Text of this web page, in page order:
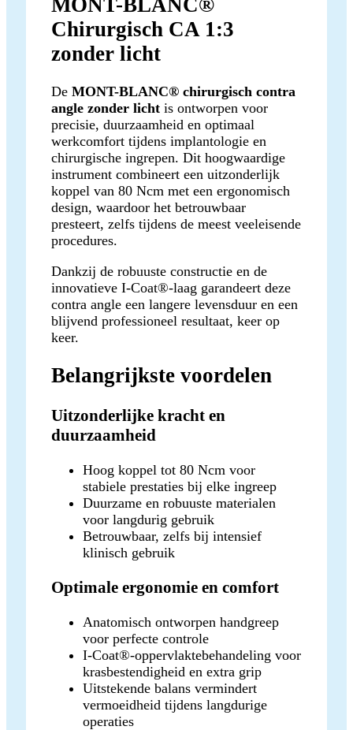
Chirurgisch CA 1:3
zonder licht
De MONT-BLANC® chirurgisch contra
angle zonder licht is ontworpen voor
precisie, duurzaamheid en optimaal
werkcomfort tijdens implantologie en
chirurgische ingrepen. Dit hoogwaardige
instrument combineert een uitzonderlijk
koppel van 80 Ncm met een ergonomisch
design, waardoor het betrouwbaar
presteert, zelfs tijdens de meest veeleisende
procedures.
Dankzij de robuuste constructie en de
innovatieve I-Coat®-laag garandeert deze
contra angle een langere levensduur en een
blijvend professioneel resultaat, keer op
keer.
Belangrijkste voordelen
Uitzonderlijke kracht en
duurzaamheid
Hoog koppel tot 80 Ncm voor
stabiele prestaties bij elke ingreep
Duurzame en robuuste materialen
voor langdurig gebruik
Betrouwbaar, zelfs bij intensief
klinisch gebruik
Optimale ergonomie en comfort
Anatomisch ontworpen handgreep
voor perfecte controle
I-Coat®-oppervlaktebehandeling voor
krasbestendigheid en extra grip
Uitstekende balans vermindert
vermoeidheid tijdens langdurige
operaties